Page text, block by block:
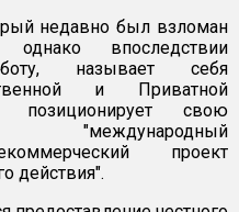
недавно был взломан
однако впоследствии
называет себя
и Приватной
свою
"международный
проект
действия".